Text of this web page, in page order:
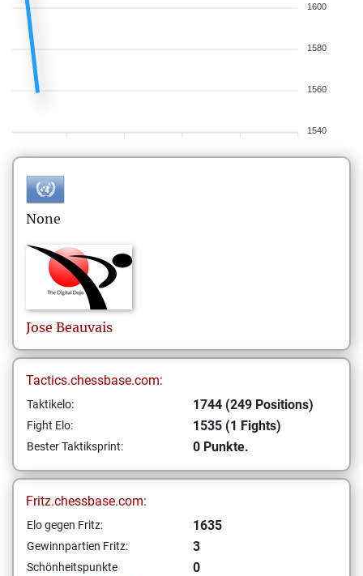
1600
1580
1560
1540
None
Jose Beauvais
Tactics.chessbase.com:
Taktikelo: 1744 (249 Positions)
Fight Elo: 1535 (1 Fights)
Bester Taktiksprint: 0 Punkte.
Fritz.chessbase.com:
Elo gegen Fritz: 1635
Gewinnpartien Fritz: 3
Schönheitspunkte
0